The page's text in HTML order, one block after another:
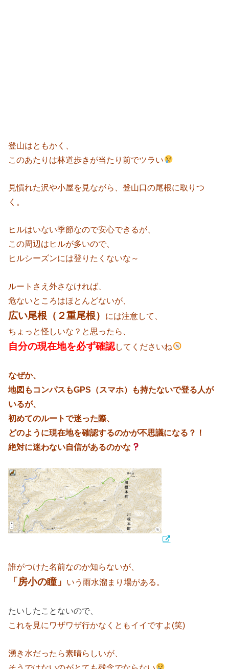
登山はともかく、
このあたりは林道歩きが当たり前でツラい
見慣れた沢や小屋を見ながら、登山口の尾根に取りつ
く。
ヒルはいない季節なので安心できるが、
この周辺はヒルが多いので、
ヒルシーズンには登りたくないな～
ルートさえ外さなければ、
危ないところはほとんどないが、
広い尾根（２重尾根）
には注意して、
ちょっと怪しいな？と思ったら、
自分の現在地を必ず確認してくださいね
なぜか、
地図もコンパスもGPS（スマホ）も持たないで登る人が
いるが、
初めてのルートで迷った際、
どのように現在地を確認するのかが不思議になる？！
絶対に迷わない自信があるのかな
誰がつけた名前なのか知らないが、
「房小の瞳」 いう雨水溜まり場がある。
たいしたことないので、
これを見にワザワザ行かなくともイイですよ(笑)
湧き水だったら素晴らしいが、